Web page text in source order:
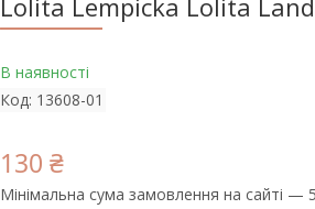
Lolita Lempicka Lolita
В наявності
Код: 13608-01
130 ₴
Мінімальна сума замовлення на сайті —